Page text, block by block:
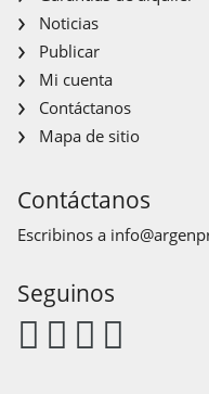
Noticias
Publicar
Mi cuenta
Contáctanos
Mapa de sitio
Contáctanos
Escribinos a
Seguinos